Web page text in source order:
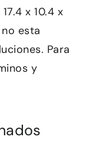
x 10.4 x
esta
Para
y